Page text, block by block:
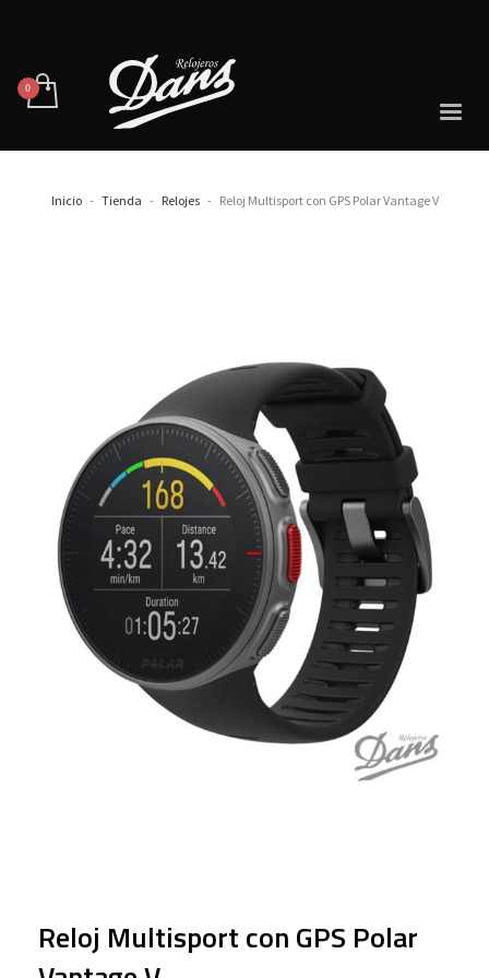
Inicio Tienda Relojes Reloj Multisport con GPS Polar Vantage V
Reloj Multisport con GPS Polar